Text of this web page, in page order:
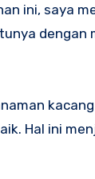
ini, saya
Hal ini